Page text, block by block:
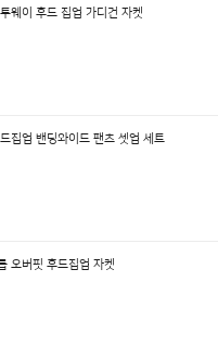
웨이 후드 집업 가디건 자켓
집업 밴딩와이드 팬츠 셋업 세트
오버핏 후드집업 자켓